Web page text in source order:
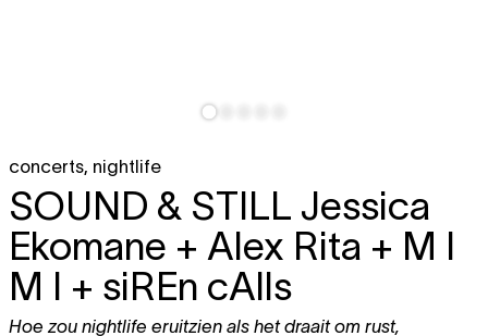
concerts, nightlife
SOUND & STILL Jessica
Ekomane + Alex Rita + M I
M I + siREn cAlls
Hoe zou nightlife eruitzien als het draait om rust,